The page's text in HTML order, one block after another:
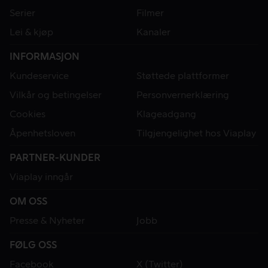
Serier
Filmer
Lei & kjøp
Kanaler
INFORMASJON
Kundeservice
Støttede plattformer
Vilkår og betingelser
Personvernerklæring
Cookies
Klageadgang
Åpenhetsloven
Tilgjengelighet hos Viaplay
PARTNER-KUNDER
Viaplay inngår
OM OSS
Presse & Nyheter
Jobb
FØLG OSS
Facebook
X (Twitter)